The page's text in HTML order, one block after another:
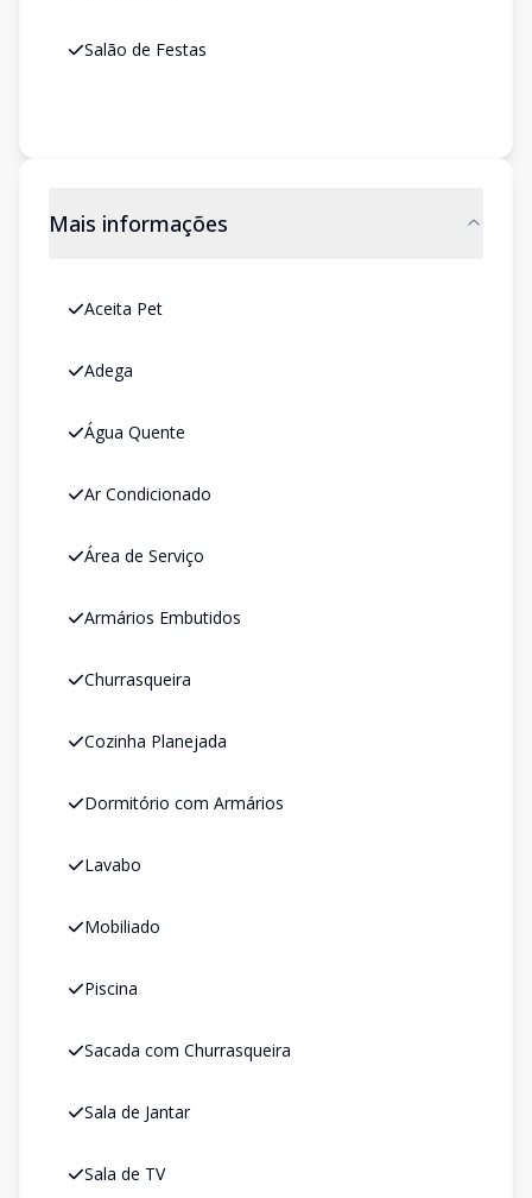
Salão de Festas
Mais informações
Aceita Pet
Adega
Água Quente
Ar Condicionado
Área de Serviço
Armários Embutidos
Churrasqueira
Cozinha Planejada
Dormitório com Armários
Lavabo
Mobiliado
Piscina
Sacada com Churrasqueira
Sala de Jantar
Sala de TV